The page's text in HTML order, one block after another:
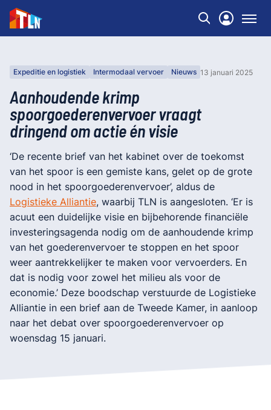
Expeditie en logistiek Intermodaal vervoer Nieuws 13 januari 2025
Aanhoudende krimp
spoorgoederenvervoer vraagt
dringend om actie én visie
‘De recente brief van het kabinet over de toekomst
van het spoor is een gemiste kans, gelet op de grote
nood in het spoorgoederenvervoer’, aldus de
Logistieke Alliantie, waarbij TLN is aangesloten. ‘Er is
acuut een duidelijke visie en bijbehorende financiële
investeringsagenda nodig om de aanhoudende krimp
van het goederenvervoer te stoppen en het spoor
weer aantrekkelijker te maken voor vervoerders. En
dat is nodig voor zowel het milieu als voor de
economie.’ Deze boodschap verstuurde de Logistieke
Alliantie in een brief aan de Tweede Kamer, in aanloop
naar het debat over spoorgoederenvervoer op
woensdag 15 januari.